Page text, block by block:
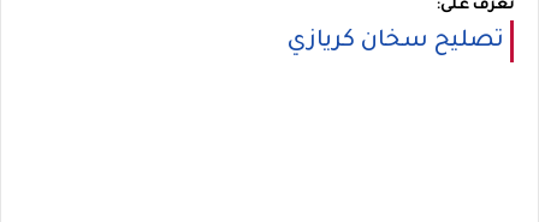
تعرف على:
تصليح سخان كريازي